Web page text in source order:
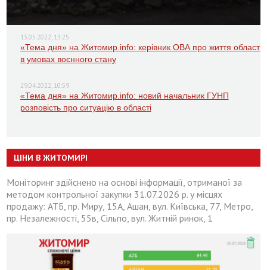
13.05.2022, 13:25
«Тема дня» на Житомир.info: керівник ОВА про життя області
в умовах воєнного стану
29.04.2022, 10:59
«Тема дня» на Житомир.info: новий начальник ГУНП
розповість про ситуацію в області
ЦІНИ В ЖИТОМИРІ
Моніторинг здійснено на основі інформації, отриманої за
методом контрольної закупки 31.07.2026 р. у місцях
продажу: АТБ, пр. Миру, 15А, Ашан, вул. Київська, 77, Метро,
пр. Незалежності, 55в, Сільпо, вул. Житній ринок, 1